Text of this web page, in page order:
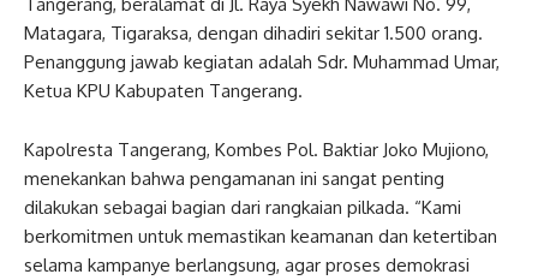
Matagara, Tigaraksa, dengan dihadiri sekitar 1.500 orang.
Penanggung jawab kegiatan adalah Sdr. Muhammad Umar,
Ketua KPU Kabupaten Tangerang.
Kapolresta Tangerang, Kombes Pol. Baktiar Joko Mujiono,
menekankan bahwa pengamanan ini sangat penting
dilakukan sebagai bagian dari rangkaian pilkada. “Kami
berkomitmen untuk memastikan keamanan dan ketertiban
selama kampanye berlangsung, agar proses demokrasi